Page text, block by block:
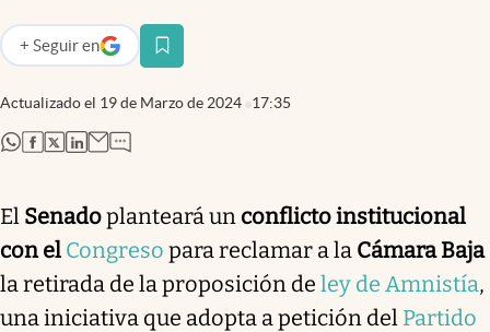
Actualizado el 19 de Marzo de 2024 17:35
+ Seguir en
abre en nueva pestaña
abre en nueva pestaña
abre en nueva pestaña
abre en nueva pestaña
abre en nueva pestaña
El Senadoplanteará un conflicto institucional
con el Congreso para reclamar a la Cámara Baja
la retirada de la proposición de ley de Amnistía,
una iniciativa que adopta a petición del Partido